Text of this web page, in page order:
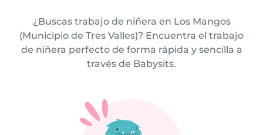
¿Buscas trabajo de niñera en Los Mangos
(Municipio de Tres Valles)? Encuentra el trabajo
de niñera perfecto de forma rápida y sencilla a
través de Babysits.